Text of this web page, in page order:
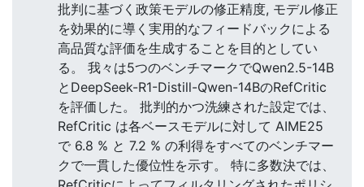
批判に基づく政策モデルの修正精度, モデル修正
を効果的に導く実用的なフィードバックによる
高品質な評価を生成することを目的としてい
る。 我々は5つのベンチマークでQwen2.5-14B
とDeepSeek-R1-Distill-Qwen-14BのRefCritic
を評価した。 批判的かつ洗練された設定では、
RefCritic は各ベースモデルに対して AIME25
で 6.8 % と 7.2 % の利得をすべてのベンチマー
クで一貫した優位性を示す。 特に多数決では、